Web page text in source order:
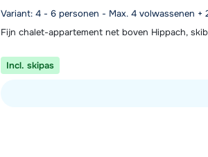
Variant: 4 - 6 personen - Max. 4 volwassenen +
Fijn chalet-appartement net boven Hippach,
Incl. skipas